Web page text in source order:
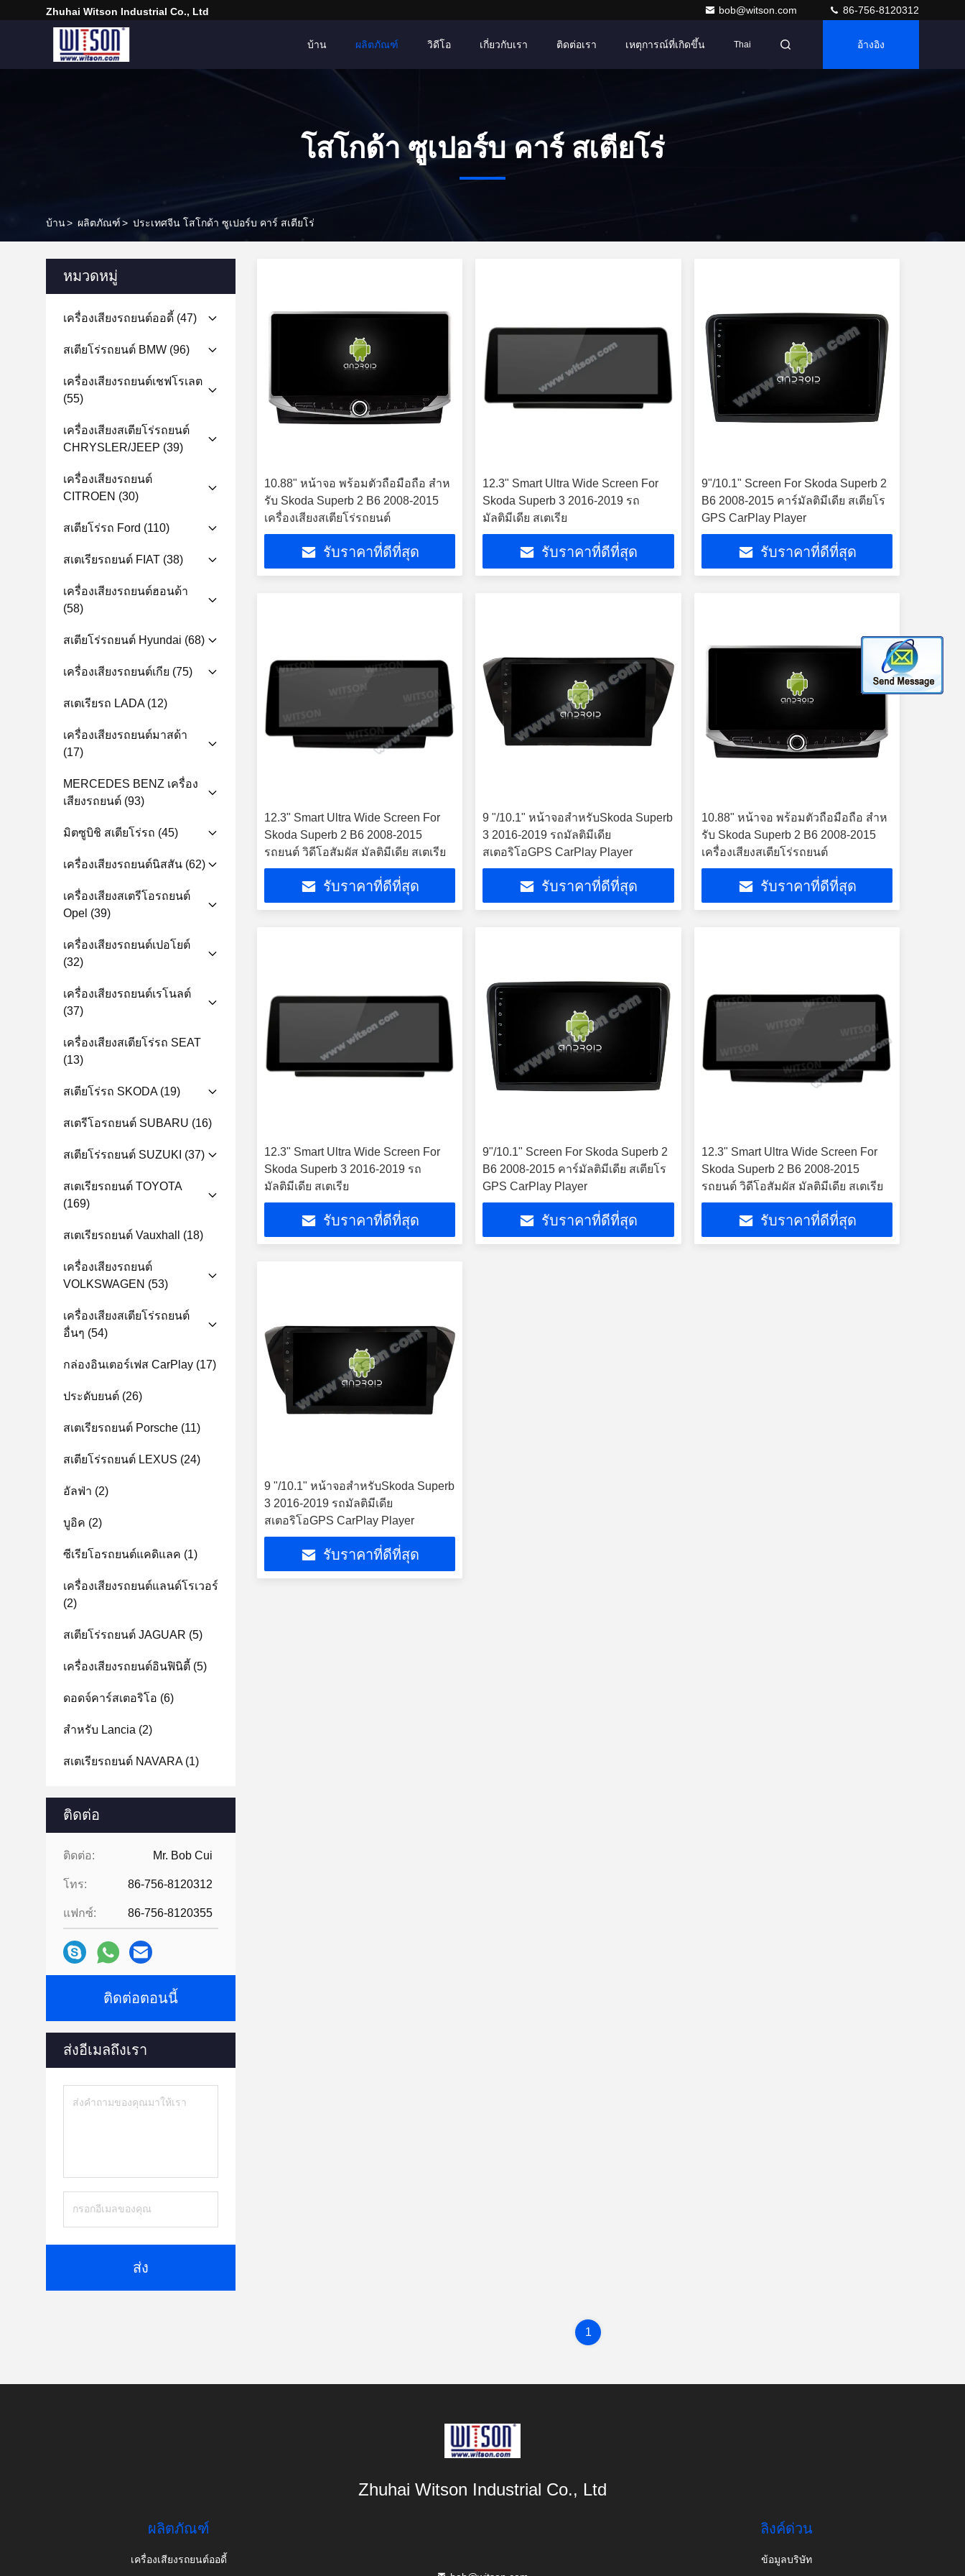
Zhuhai Witson Industrial Co., Ltd bob@witson.com 86-756-8120312
บ้าน ผลิตภัณฑ์ วิดีโอ เกี่ยวกับเรา ติดต่อเรา เหตุการณ์ที่เกิดขึ้น Thai อ้างอิง
โสโกด้า ซูเปอร์บ คาร์ สเตียโร่
บ้าน> ผลิตภัณฑ์> ประเทศจีน โสโกด้า ซูเปอร์บ คาร์ สเตียโร่
หมวดหมู่
เครื่องเสียงรถยนต์ออดี้ (47)
สเตียโร่รถยนต์ BMW (96)
เครื่องเสียงรถยนต์เชฟโรเลต
(55)
เครื่องเสียงสเตียโร่รถยนต์
CHRYSLER/JEEP (39)
เครื่องเสียงรถยนต์
CITROEN (30)
สเตียโร่รถ Ford (110)
สเตเรียรถยนต์ FIAT (38)
เครื่องเสียงรถยนต์ฮอนด้า
(58)
สเตียโร่รถยนต์ Hyundai (68)
เครื่องเสียงรถยนต์เกีย (75)
สเตเรียรถ LADA(12)
เครื่องเสียงรถยนต์มาสด้า
(17)
MERCEDES BENZ เครื่อง
เสียงรถยนต์ (93)
มิตซูบิชิ สเตียโร่รถ (45)
เครื่องเสียงรถยนต์นิสสัน (62)
เครื่องเสียงสเตรีโอรถยนต์
Opel (39)
เครื่องเสียงรถยนต์เปอโยต์
(32)
เครื่องเสียงรถยนต์เรโนลต์
(37)
เครื่องเสียงสเตียโร่รถ SEAT
(13)
สเตียโร่รถ SKODA(19)
สเตรีโอรถยนต์ SUBARU (16)
สเตียโร่รถยนต์ SUZUKI (37)
สเตเรียรถยนต์ TOYOTA
(169)
สเตเรียรถยนต์ Vauxhall (18)
เครื่องเสียงรถยนต์
VOLKSWAGEN (53)
เครื่องเสียงสเตียโร่รถยนต์
อื่นๆ (54)
กล่องอินเตอร์เฟส CarPlay (17)
ประดับยนต์ (26)
สเตเรียรถยนต์ Porsche (11)
สเตียโร่รถยนต์ LEXUS (24)
อัลฟ่า (2)
บูอิค (2)
ซีเรียโอรถยนต์แคดิแลค (1)
เครื่องเสียงรถยนต์แลนด์โรเวอร์
(2)
สเตียโร่รถยนต์ JAGUAR (5)
เครื่องเสียงรถยนต์อินฟินิตี้ (5)
ดอดจ์คาร์สเตอริโอ (6)
สําหรับ Lancia (2)
สเตเรียรถยนต์ NAVARA(1)
ติดต่อ
ติดต่อ: Mr. Bob Cui
โทร: 86-756-8120312
แฟกซ์: 86-756-8120355
ติดต่อตอนนี้
ส่งอีเมลถึงเรา
ส่ง
10.88" หน้าจอ พร้อมตัวถือมือถือ สําห
รับ Skoda Superb 2 B6 2008-2015
เครื่องเสียงสเตียโร่รถยนต์
รับราคาที่ดีที่สุด
12.3" Smart Ultra Wide Screen For
Skoda Superb 3 2016-2019 รถ
มัลติมีเดีย สเตเรีย
รับราคาที่ดีที่สุด
9"/10.1" Screen For Skoda Superb 2
B6 2008-2015 คาร์มัลติมีเดีย สเตียโร
GPS CarPlay Player
รับราคาที่ดีที่สุด
12.3" Smart Ultra Wide Screen For
Skoda Superb 2 B6 2008-2015
รถยนต์ วิดีโอสัมผัส มัลติมีเดีย สเตเรีย
รับราคาที่ดีที่สุด
9 "/10.1" หน้าจอสำหรับSkoda Superb
3 2016-2019 รถมัลติมีเดีย
สเตอริโอGPS CarPlay Player
รับราคาที่ดีที่สุด
10.88" หน้าจอ พร้อมตัวถือมือถือ สําห
รับ Skoda Superb 2 B6 2008-2015
เครื่องเสียงสเตียโร่รถยนต์
รับราคาที่ดีที่สุด
12.3" Smart Ultra Wide Screen For
Skoda Superb 3 2016-2019 รถ
มัลติมีเดีย สเตเรีย
รับราคาที่ดีที่สุด
9"/10.1" Screen For Skoda Superb 2
B6 2008-2015 คาร์มัลติมีเดีย สเตียโร
GPS CarPlay Player
รับราคาที่ดีที่สุด
12.3" Smart Ultra Wide Screen For
Skoda Superb 2 B6 2008-2015
รถยนต์ วิดีโอสัมผัส มัลติมีเดีย สเตเรีย
รับราคาที่ดีที่สุด
9 "/10.1" หน้าจอสำหรับSkoda Superb
3 2016-2019 รถมัลติมีเดีย
สเตอริโอGPS CarPlay Player
รับราคาที่ดีที่สุด
1
Zhuhai Witson Industrial Co., Ltd
ผลิตภัณฑ์
เครื่องเสียงรถยนต์ออดี้
ลิงค์ด่วน
ข้อมูลบริษัท